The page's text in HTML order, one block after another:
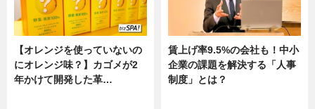
【オレンジを使っていないの
にオレンジ味？】カゴメが2
年かけて開発した革…
賃上げ率9.5%の会社も！中小
企業の課題を解決する「人事
制度」とは？